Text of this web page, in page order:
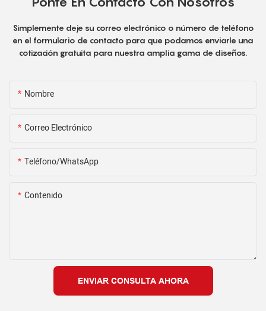
Simplemente deje su correo electrónico o número de teléfono
en el formulario de contacto para que podamos enviarle una
cotización gratuita para nuestra amplia gama de diseños.
Nombre
Correo Electrónico
Teléfono/WhatsApp
Contenido
ENVIAR CONSULTA AHORA